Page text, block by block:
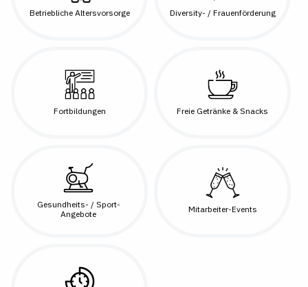
Betriebliche Altersvorsorge Diversity- / Frauenförderung
Fortbildungen Freie Getränke & Snacks
Gesundheits- / Sport-
Angebote
Mitarbeiter-Events